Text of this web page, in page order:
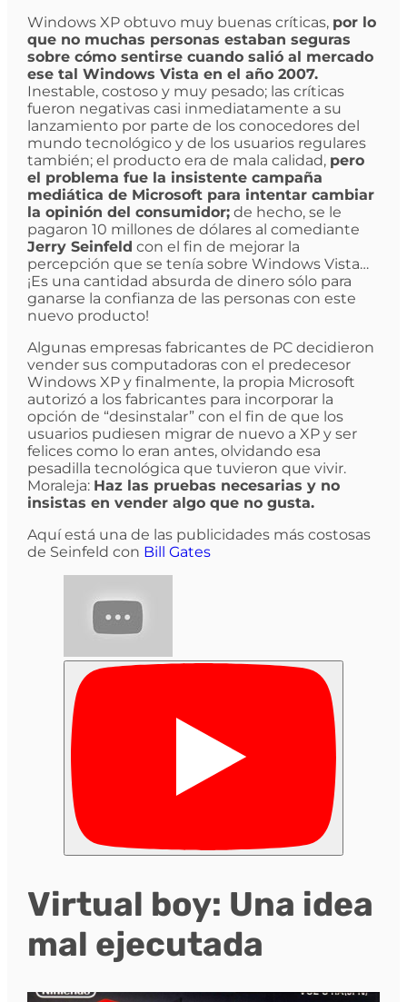
Windows XP obtuvo muy buenas críticas, por lo
que no muchas personas estaban seguras
sobre cómo sentirse cuando salió al mercado
ese tal Windows Vista en el año 2007.
Inestable, costoso y muy pesado; las críticas
fueron negativas casi inmediatamente a su
lanzamiento por parte de los conocedores del
mundo tecnológico y de los usuarios regulares
también; el producto era de mala calidad, pero
el problema fue la insistente campaña
mediática de Microsoft para intentar cambiar
la opinión del consumidor;de hecho, se le
pagaron 10 millones de dólares al comediante
Jerry Seinfeld con el fin de mejorar la
percepción que se tenía sobre Windows Vista…
¡Es una cantidad absurda de dinero sólo para
ganarse la confianza de las personas con este
nuevo producto!
Algunas empresas fabricantes de PC decidieron
vender sus computadoras con el predecesor
Windows XP y finalmente, la propia Microsoft
autorizó a los fabricantes para incorporar la
opción de “desinstalar” con el fin de que los
usuarios pudiesen migrar de nuevo a XP y ser
felices como lo eran antes, olvidando esa
pesadilla tecnológica que tuvieron que vivir.
Moraleja: Haz las pruebas necesarias y no
insistas en vender algo que no gusta.
Aquí está una de las publicidades más costosas
de Seinfeld con Bill Gates
Virtual boy: Una idea
mal ejecutada